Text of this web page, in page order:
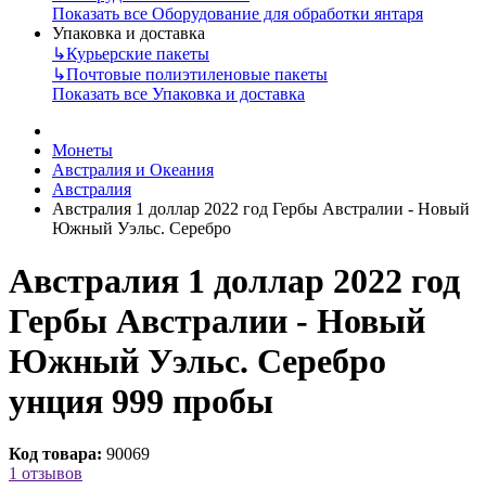
Показать все Оборудование для обработки янтаря
Упаковка и доставка
↳Курьерские пакеты
↳Почтовые полиэтиленовые пакеты
Показать все Упаковка и доставка
Монеты
Австралия и Океания
Австралия
Австралия 1 доллар 2022 год Гербы Австралии - Новый
Южный Уэльс. Серебро
Австралия 1 доллар 2022 год
Гербы Австралии - Новый
Южный Уэльс. Серебро
унция 999 пробы
Код товара: 90069
1 отзывов